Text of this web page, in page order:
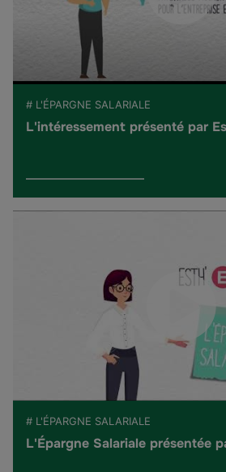
# L'ÉPARGNE SALARIALE
L'intéressement présenté par
# L'ÉPARGNE SALARIALE
L'Épargne Salariale présentée